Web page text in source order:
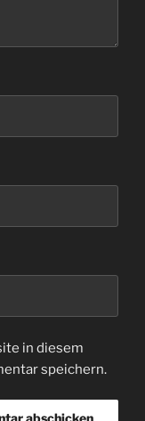
in diesem
speichern.